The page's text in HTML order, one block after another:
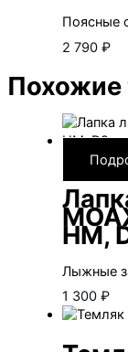
Поясные
2 790 ₽
Похожие
HM,
Лыжные
1 300 ₽